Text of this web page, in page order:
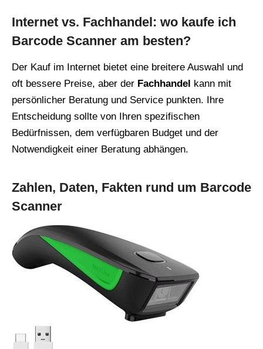
Internet vs. Fachhandel: wo kaufe ich
Barcode Scanner am besten?
Der Kauf im Internet bietet eine breitere Auswahl und
oft bessere Preise, aber der Fachhandel kann mit
persönlicher Beratung und Service punkten. Ihre
Entscheidung sollte von Ihren spezifischen
Bedürfnissen, dem verfügbaren Budget und der
Notwendigkeit einer Beratung abhängen.
Zahlen, Daten, Fakten rund um Barcode
Scanner